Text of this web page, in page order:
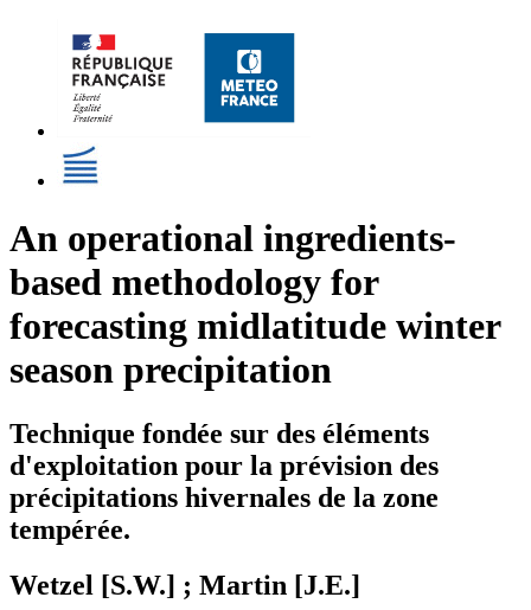
An operational ingredients-
based methodology for
forecasting midlatitude winter
season precipitation
Technique fondée sur des éléments
d'exploitation pour la prévision des
précipitations hivernales de la zone
tempérée.
Wetzel [S.W.] ; Martin [J.E.]